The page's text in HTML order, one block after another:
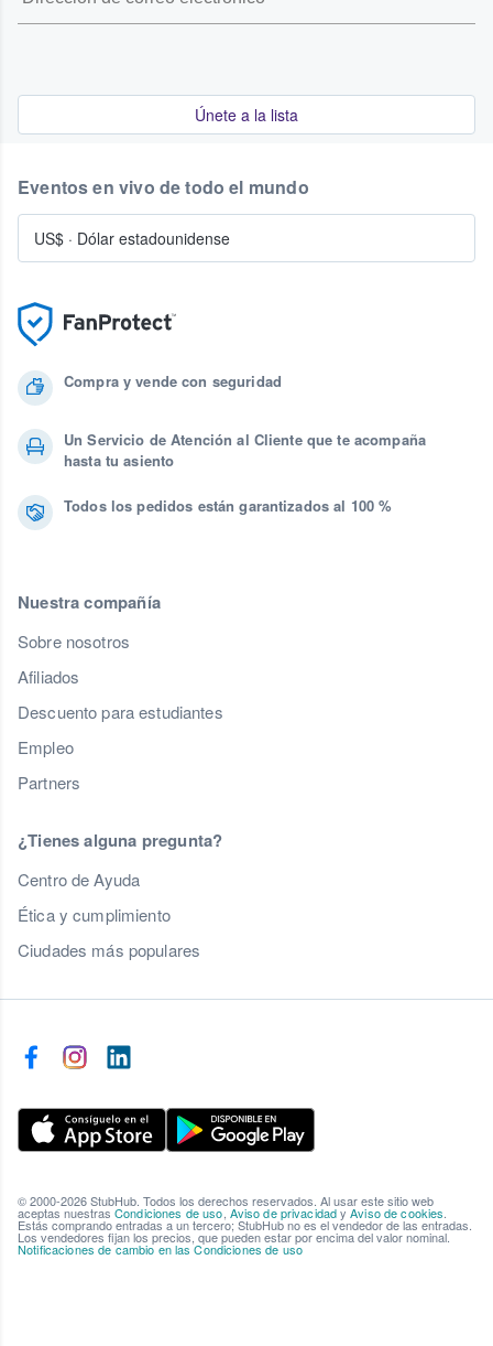
Únete a la lista
Compra y vende con seguridad
Un Servicio de Atención al Cliente que te acompaña
hasta tu asiento
Todos los pedidos están garantizados al 100 %
Nuestra compañía
Sobre nosotros
Afiliados
Descuento para estudiantes
Empleo
Partners
¿Tienes alguna pregunta?
Centro de Ayuda
Ética y cumplimiento
Ciudades más populares
Eventos en vivo de todo el mundo
US$ · Dólar estadounidense
© 2000-2026 StubHub. Todos los derechos reservados. Al usar este sitio web
aceptas nuestras Condiciones de uso, Aviso de privacidadyAviso de cookies.
Estás comprando entradas a un tercero; StubHub no es el vendedor de las entradas.
Los vendedores fijan los precios, que pueden estar por encima del valor nominal.
Notificaciones de cambio en las Condiciones de uso